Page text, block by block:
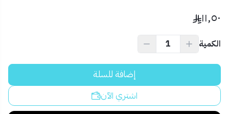
١١٫٥٠
الكمية
إضافة للسلة
اشتري الآن